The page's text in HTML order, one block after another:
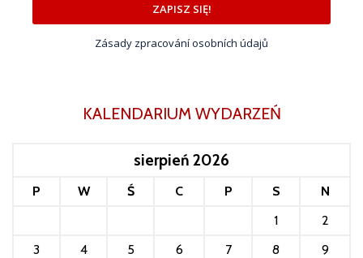
ZAPISZ SIĘ!
Zásady zpracování osobních údajů
KALENDARIUM WYDARZEŃ
sierpień 2026
P W Ś C P S
N
1
2
3
4 5 6 7 8
9